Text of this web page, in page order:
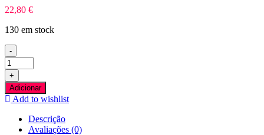
22,80 €
130 em stock
-
Quantidade
de
Canon
CEXV37/CEXV43
Preto
Compativel
+
Adicionar
Add to wishlist
Descrição
Avaliações (0)